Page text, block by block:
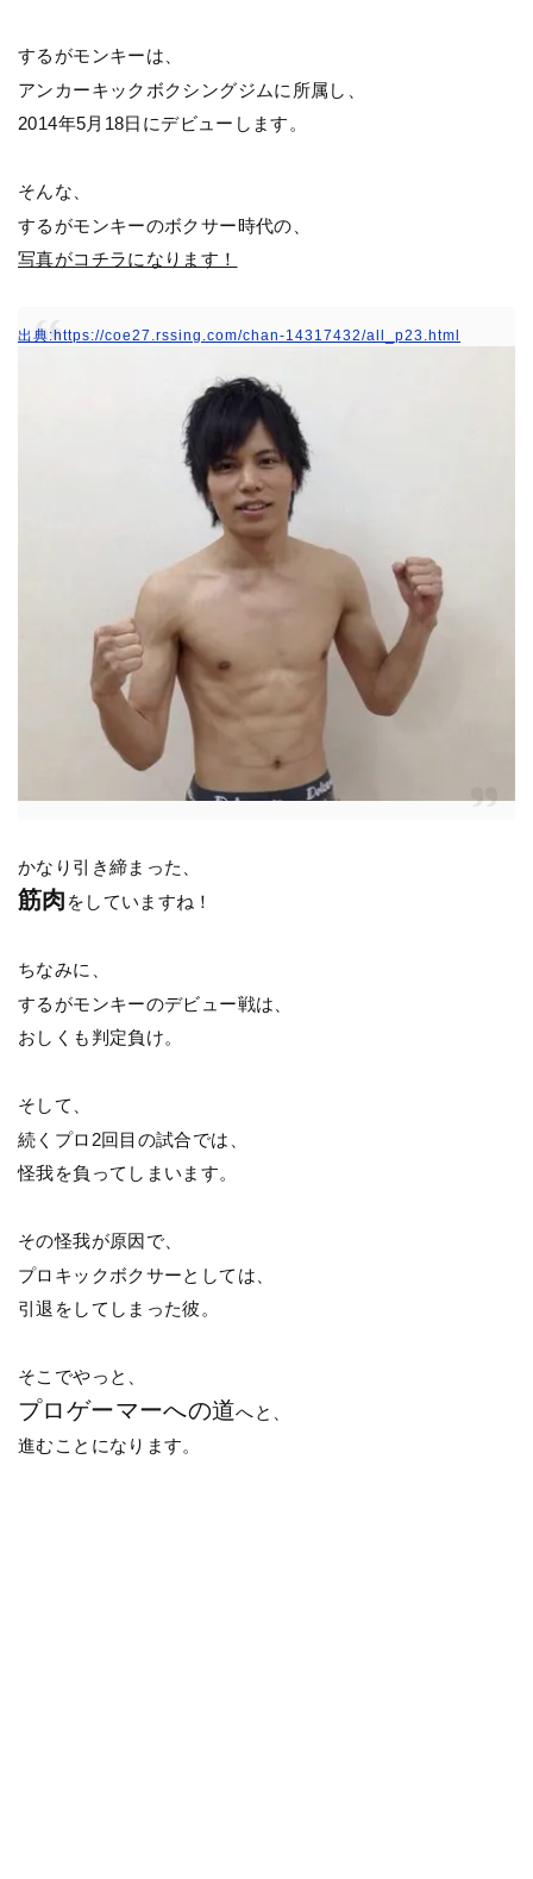
するがモンキーは、
アンカーキックボクシングジムに所属し、
2014年5月18日にデビューします。
そんな、
するがモンキーのボクサー時代の、
写真がコチラになります！
出典:https://coe27.rssing.com/chan-14317432/all_p23.html
かなり引き締まった、
筋肉 をしていますね！
ちなみに、
するがモンキーのデビュー戦は、
おしくも判定負け。
そして、
続くプロ2回目の試合では、
怪我を負ってしまいます。
その怪我が原因で、
プロキックボクサーとしては、
引退をしてしまった彼。
そこでやっと、
プロゲーマーへの道へと、
進むことになります。